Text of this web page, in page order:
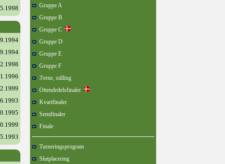
Gruppe A
Gruppe B
Gruppe C
Gruppe D
Gruppe E
Gruppe F
3'erne, stilling
Ottendedelsfinaler
Kvartfinaler
Semifinaler
Finale
Turneringsprogram
Slutplacering